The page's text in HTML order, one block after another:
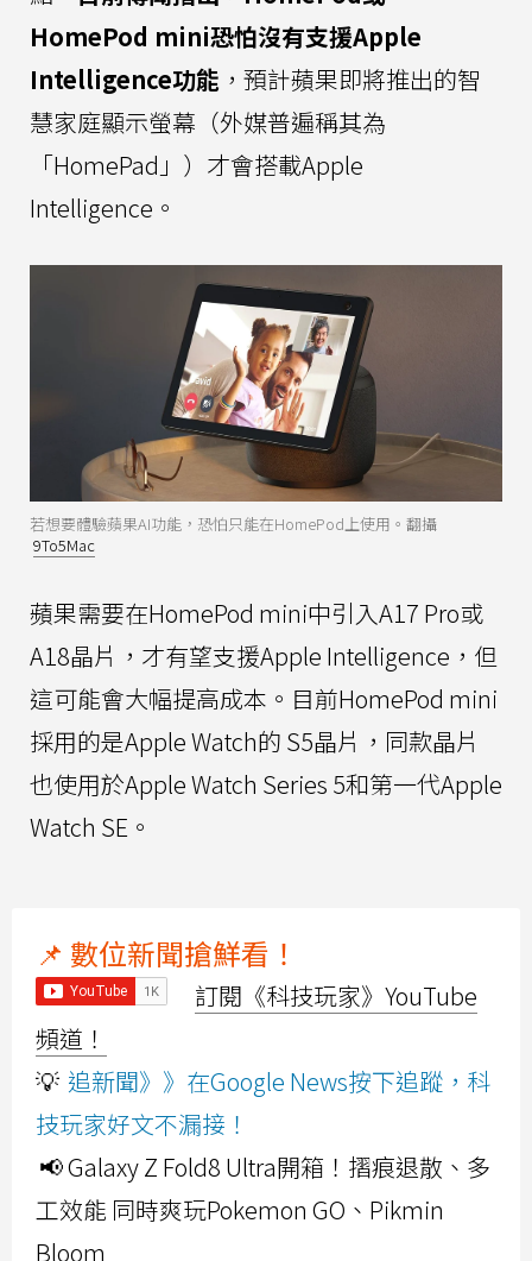
HomePod mini恐怕沒有支援Apple
Intelligence功能 ，預計蘋果即將推出的智
慧家庭顯示螢幕（外媒普遍稱其為
「HomePad」）才會搭載Apple
Intelligence。
若想要體驗蘋果AI功能，恐怕只能在HomePod上使用。翻攝
9To5Mac
蘋果需要在HomePod mini中引入A17 Pro或
A18晶片，才有望支援Apple Intelligence，但
這可能會大幅提高成本。目前HomePod mini
採用的是Apple Watch的 S5晶片，同款晶片
也使用於Apple Watch Series 5和第一代Apple
Watch SE。
📌 數位新聞搶鮮看！
訂閱《科技玩家》YouTube
頻道！
💡 追新聞》》在Google News按下追蹤，科
技玩家好文不漏接！
📢 Galaxy Z Fold8 Ultra開箱！摺痕退散、多
工效能 同時爽玩Pokemon GO、Pikmin
Bloom